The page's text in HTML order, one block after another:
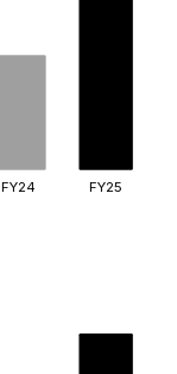
FY24 FY25